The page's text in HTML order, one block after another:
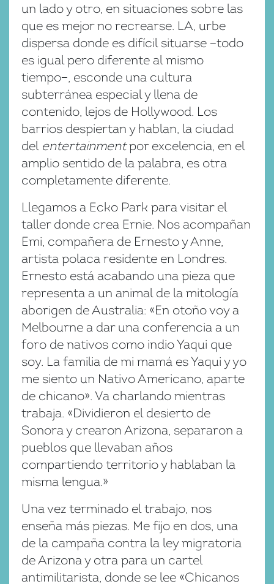
un lado y otro, en situaciones sobre las
que es mejor no recrearse. LA, urbe
dispersa donde es difícil situarse −todo
es igual pero diferente al mismo
tiempo−, esconde una cultura
subterránea especial y llena de
contenido, lejos de Hollywood. Los
barrios despiertan y hablan, la ciudad
del entertainmentpor excelencia, en el
amplio sentido de la palabra, es otra
completamente diferente.
Llegamos a Ecko Park para visitar el
taller donde crea Ernie. Nos acompañan
Emi, compañera de Ernesto y Anne,
artista polaca residente en Londres.
Ernesto está acabando una pieza que
representa a un animal de la mitología
aborigen de Australia: «En otoño voy a
Melbourne a dar una conferencia a un
foro de nativos como indio Yaqui que
soy. La familia de mi mamá es Yaqui y yo
me siento un Nativo Americano, aparte
de chicano». Va charlando mientras
trabaja. «Dividieron el desierto de
Sonora y crearon Arizona, separaron a
pueblos que llevaban años
compartiendo territorio y hablaban la
misma lengua.»
Una vez terminado el trabajo, nos
enseña más piezas. Me fijo en dos, una
de la campaña contra la ley migratoria
de Arizona y otra para un cartel
antimilitarista, donde se lee «Chicanos